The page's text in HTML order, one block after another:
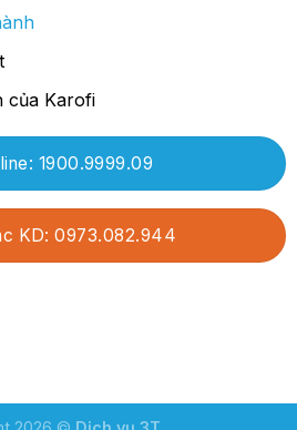
của Karofi
1900.9999.09
KD: 0973.082.944